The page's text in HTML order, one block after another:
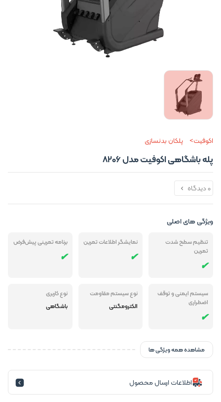
اکوفیت پلکان بدنسازی
پله باشگاهی اکوفیت مدل 8206
0 دیدگاه
ویژگی های اصلی
تنظیم سطح شدت
تمرین
نمایشگر اطلاعات تمرین برنامه تمرینی پیش‌فرض
سیستم ایمنی و توقف
اضطراری
نوع سیستم مقاومت
الکترومگنتی
نوع کاربری
باشگاهی
مشاهده همه ویژگی ها
اطلاعات ارسال محصول